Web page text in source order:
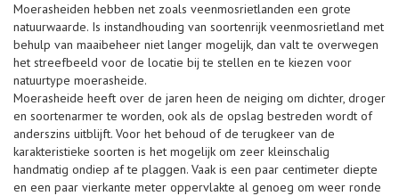
Moerasheiden hebben net zoals veenmosrietlanden een grote
natuurwaarde. Is instandhouding van soortenrijk veenmosrietland met
behulp van maaibeheer niet langer mogelijk, dan valt te overwegen
het streefbeeld voor de locatie bij te stellen en te kiezen voor
natuurtype moerasheide.
Moerasheide heeft over de jaren heen de neiging om dichter, droger
en soortenarmer te worden, ook als de opslag bestreden wordt of
anderszins uitblijft. Voor het behoud of de terugkeer van de
karakteristieke soorten is het mogelijk om zeer kleinschalig
handmatig ondiep af te plaggen. Vaak is een paar centimeter diepte
en een paar vierkante meter oppervlakte al genoeg om weer ronde